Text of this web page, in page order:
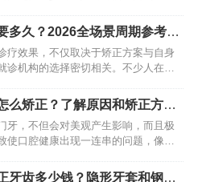
治器类型、牙齿畸形程度、年龄及牙
通常在4…
多久？2026全场景周期参考
疗效果，不仅取决于矫正方案与自身
诊机构的选择密切相关。不少人在矫
两者各有优势，适配不同需求与场
劣之分，核心在…
么矫正？了解原因和矫正方
观与健康
牙，不但会对美观产生影响，而且极
使口腔健康出现一连串的问题，像增
下颌关节出现紊乱失调的状况。就大
牙齿多少钱？隐形牙套和钢牙